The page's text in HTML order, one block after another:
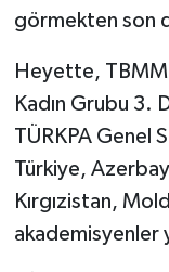
görmekten son
Heyette, TBMM
Kadın Grubu 3.
TÜRKPA Genel
Türkiye,
Kırgızistan,
akademisyenler